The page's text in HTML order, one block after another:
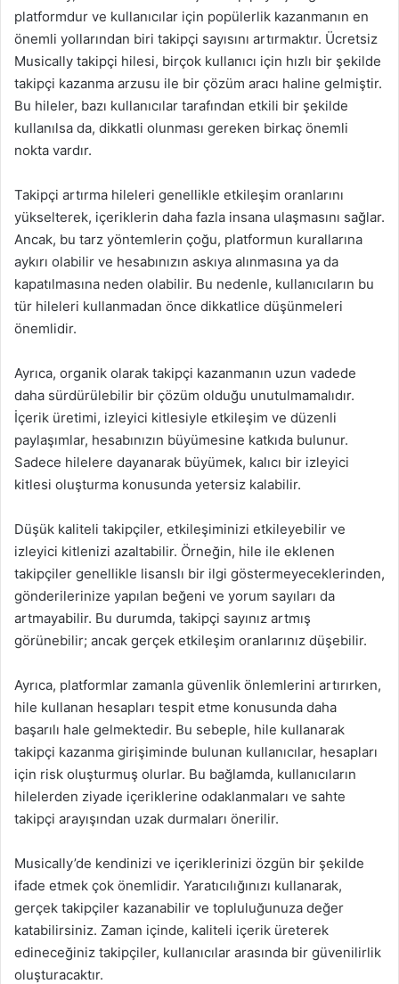
platformdur ve kullanıcılar için popülerlik kazanmanın en
önemli yollarından biri takipçi sayısını artırmaktır. Ücretsiz
Musically takipçi hilesi, birçok kullanıcı için hızlı bir şekilde
takipçi kazanma arzusu ile bir çözüm aracı haline gelmiştir.
Bu hileler, bazı kullanıcılar tarafından etkili bir şekilde
kullanılsa da, dikkatli olunması gereken birkaç önemli
nokta vardır.
Takipçi artırma hileleri genellikle etkileşim oranlarını
yükselterek, içeriklerin daha fazla insana ulaşmasını sağlar.
Ancak, bu tarz yöntemlerin çoğu, platformun kurallarına
aykırı olabilir ve hesabınızın askıya alınmasına ya da
kapatılmasına neden olabilir. Bu nedenle, kullanıcıların bu
tür hileleri kullanmadan önce dikkatlice düşünmeleri
önemlidir.
Ayrıca, organik olarak takipçi kazanmanın uzun vadede
daha sürdürülebilir bir çözüm olduğu unutulmamalıdır.
İçerik üretimi, izleyici kitlesiyle etkileşim ve düzenli
paylaşımlar, hesabınızın büyümesine katkıda bulunur.
Sadece hilelere dayanarak büyümek, kalıcı bir izleyici
kitlesi oluşturma konusunda yetersiz kalabilir.
Düşük kaliteli takipçiler, etkileşiminizi etkileyebilir ve
izleyici kitlenizi azaltabilir. Örneğin, hile ile eklenen
takipçiler genellikle lisanslı bir ilgi göstermeyeceklerinden,
gönderilerinize yapılan beğeni ve yorum sayıları da
artmayabilir. Bu durumda, takipçi sayınız artmış
görünebilir; ancak gerçek etkileşim oranlarınız düşebilir.
Ayrıca, platformlar zamanla güvenlik önlemlerini artırırken,
hile kullanan hesapları tespit etme konusunda daha
başarılı hale gelmektedir. Bu sebeple, hile kullanarak
takipçi kazanma girişiminde bulunan kullanıcılar, hesapları
için risk oluşturmuş olurlar. Bu bağlamda, kullanıcıların
hilelerden ziyade içeriklerine odaklanmaları ve sahte
takipçi arayışından uzak durmaları önerilir.
Musically’de kendinizi ve içeriklerinizi özgün bir şekilde
ifade etmek çok önemlidir. Yaratıcılığınızı kullanarak,
gerçek takipçiler kazanabilir ve topluluğunuza değer
katabilirsiniz. Zaman içinde, kaliteli içerik üreterek
edineceğiniz takipçiler, kullanıcılar arasında bir güvenilirlik
oluşturacaktır.